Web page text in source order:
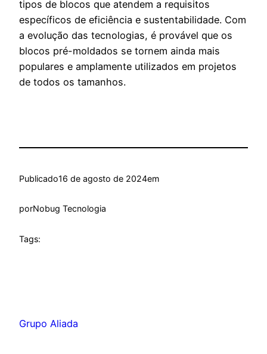
tipos de blocos que atendem a requisitos
específicos de eficiência e sustentabilidade. Com
a evolução das tecnologias, é provável que os
blocos pré-moldados se tornem ainda mais
populares e amplamente utilizados em projetos
de todos os tamanhos.
Publicado16 de agosto de 2024em
porNobug Tecnologia
Tags:
Grupo Aliada